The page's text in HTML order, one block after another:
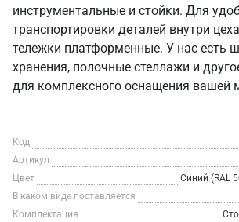
инструментальные и стойки. Для
транспортировки деталей внутри
тележки платформенные. У нас есть
хранения, полочные стеллажи и
для комплексного оснащения вашей
Код
Артикул
Цвет
Синий (RAL
В каком виде поставляется
Комплектация